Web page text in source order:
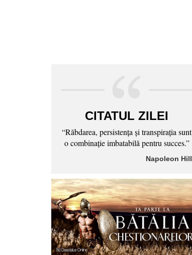
CITATUL ZILEI
“Răbdarea, persistenţa şi transpiraţia sunt
o combinaţie imbatabilă pentru succes.”
Napoleon Hill